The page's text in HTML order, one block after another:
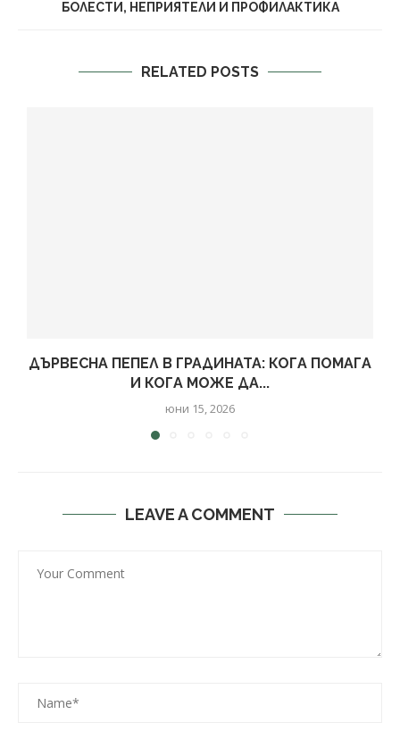
БОЛЕСТИ, НЕПРИЯТЕЛИ И ПРОФИЛАКТИКА
RELATED POSTS
ДЪРВЕСНА ПЕПЕЛ В ГРАДИНАТА: КОГА ПОМАГА
И КОГА МОЖЕ ДА...
юни 15, 2026
LEAVE A COMMENT